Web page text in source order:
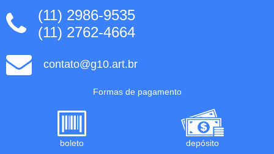
(11) 2986-9535
(11) 2762-4664
contato@g10.art.br
Formas de pagamento
boleto
depósito